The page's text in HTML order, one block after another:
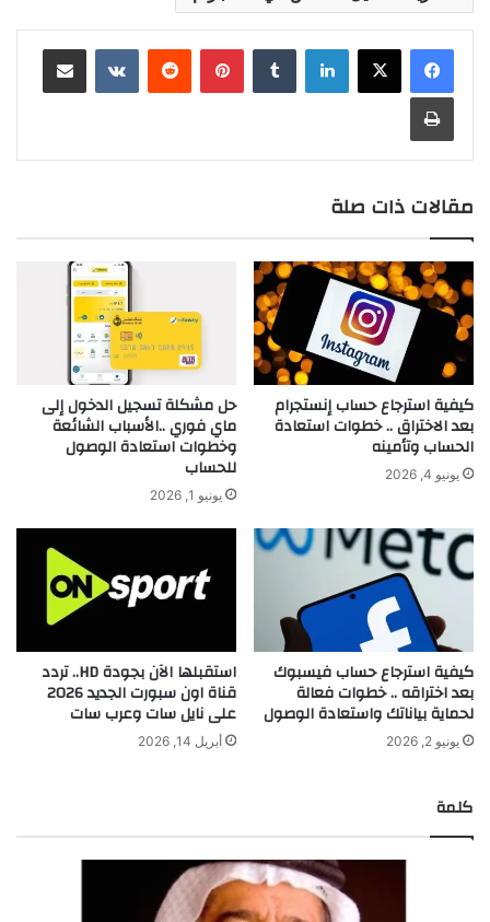
لينكدإن بينتيريست مشاركة عبر البريد
طباعة
مقالات ذات صلة
كيفية استرجاع حساب إنستجرام
بعد الاختراق .. خطوات استعادة
الحساب وتأمينه
يونيو 4, 2026
حل مشكلة تسجيل الدخول إلى
ماي فوري ..الأسباب الشائعة
وخطوات استعادة الوصول
للحساب
يونيو 1, 2026
كيفية استرجاع حساب فيسبوك
بعد اختراقه .. خطوات فعالة
لحماية بياناتك واستعادة الوصول
يونيو 2, 2026
استقبلها الآن بجودة HD.. تردد
قناة اون سبورت الجديد 2026
على نايل سات وعرب سات
أبريل 14, 2026
كلمة